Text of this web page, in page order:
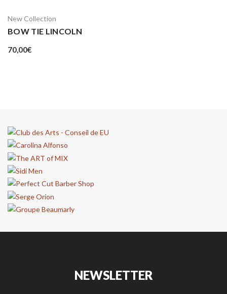
New Collection
BOW TIE LINCOLN
70,00€
NEWSLETTER